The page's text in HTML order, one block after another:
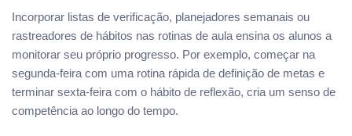
Incorporar listas de verificação, planejadores semanais ou
rastreadores de hábitos nas rotinas de aula ensina os alunos a
monitorar seu próprio progresso. Por exemplo, começar na
segunda-feira com uma rotina rápida de definição de metas e
terminar sexta-feira com o hábito de reflexão, cria um senso de
competência ao longo do tempo.